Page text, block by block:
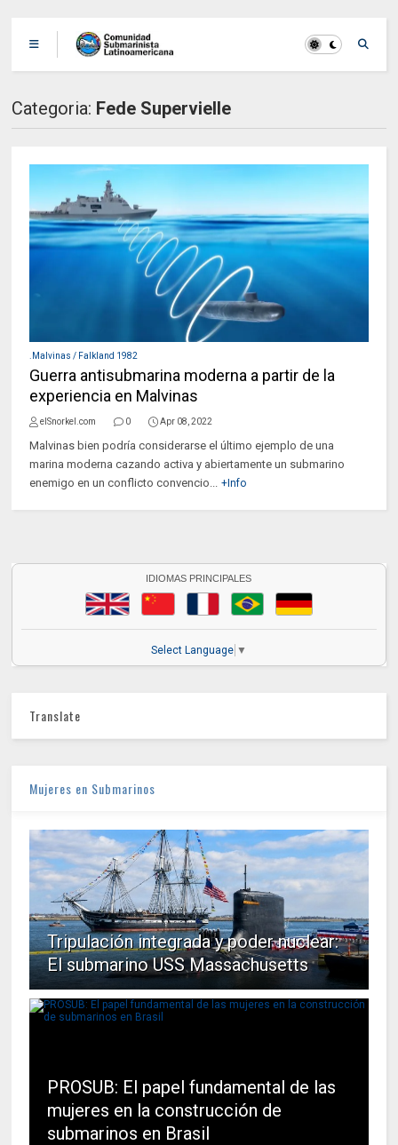
Categoria: Fede Supervielle
.Malvinas / Falkland 1982
Guerra antisubmarina moderna a partir de la
experiencia en Malvinas
elSnorkel.com 0 Apr 08, 2022
Malvinas bien podría considerarse el último ejemplo de una
marina moderna cazando activa y abiertamente un submarino
enemigo en un conflicto convencio... +Info
IDIOMAS PRINCIPALES
Select Language ▼
Translate
Mujeres en Submarinos
Tripulación integrada y poder nuclear:
El submarino USS Massachusetts
PROSUB: El papel fundamental de las
mujeres en la construcción de
submarinos en Brasil